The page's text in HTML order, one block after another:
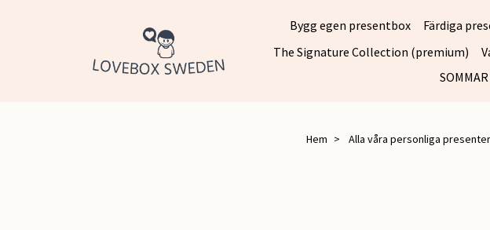
Bygg egen presentbox Färdiga
The Signature Collection (premium)
Hem Alla våra personliga